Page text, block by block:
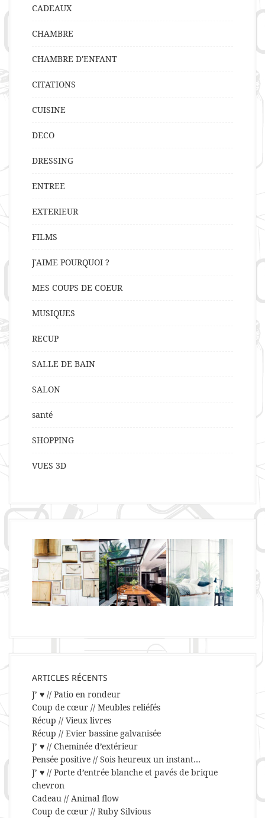
CADEAUX
CHAMBRE
CHAMBRE D'ENFANT
CITATIONS
CUISINE
DECO
DRESSING
ENTREE
EXTERIEUR
FILMS
J'AIME POURQUOI ?
MES COUPS DE COEUR
MUSIQUES
RECUP
SALLE DE BAIN
SALON
santé
SHOPPING
VUES 3D
ARTICLES RÉCENTS
J’ ♥ // Patio en rondeur
Coup de cœur // Meubles reliéfés
Récup // Vieux livres
Récup // Evier bassine galvanisée
J’ ♥ // Cheminée d’extérieur
Pensée positive // Sois heureux un instant…
J’ ♥ // Porte d’entrée blanche et pavés de brique
chevron
Cadeau // Animal flow
Coup de cœur // Ruby Silvious